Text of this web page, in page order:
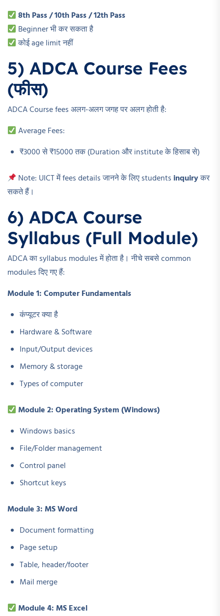
8th Pass / 10th Pass / 12th Pass
Beginner भी कर सकता है
कोई age limit नहीं
5) ADCA Course Fees
(फीस)
ADCA Course fees अलग-अलग जगह पर अलग होती है:
Average Fees:
₹3000 से ₹15000 तक (Duration और institute के हिसाब से)
Note: UICT में fees details जानने के लिए students inquiryकर
सकते हैं।
6) ADCA Course
Syllabus (Full Module)
ADCA का syllabus modules में होता है। नीचे सबसे common
modules दिए गए हैं:
Module 1: Computer Fundamentals
कंप्यूटर क्या है
Hardware & Software
Input/Output devices
Memory & storage
Types of computer
Module 2: Operating System (Windows)
Windows basics
File/Folder management
Control panel
Shortcut keys
Module 3: MS Word
Document formatting
Page setup
Table, header/footer
Mail merge
Module 4: MS Excel